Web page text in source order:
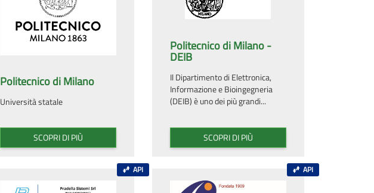
Politecnico di Milano
Università statale
SCOPRI DI PIÙ
Politecnico di Milano -
DEIB
Il Dipartimento di Elettronica,
Informazione e Bioingegneria
(DEIB) è uno dei più grandi...
SCOPRI DI PIÙ
API API